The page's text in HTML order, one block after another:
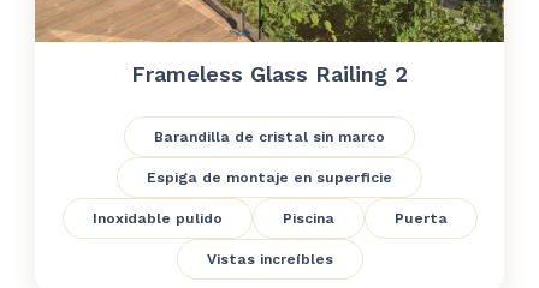
Frameless Glass Railing 2
Barandilla de cristal sin marco
Espiga de montaje en superficie
Inoxidable pulido Piscina Puerta
Vistas increíbles